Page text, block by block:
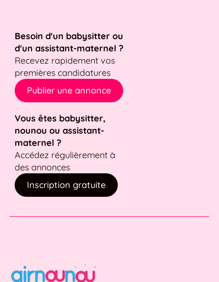
Besoin d'un babysitter ou
d'un assistant-maternel ?
Recevez rapidement vos
premières candidatures
Publier une annonce
Vous êtes babysitter,
nounou ou assistant-
maternel ?
Accédez régulièrement à
des annonces
Inscription gratuite